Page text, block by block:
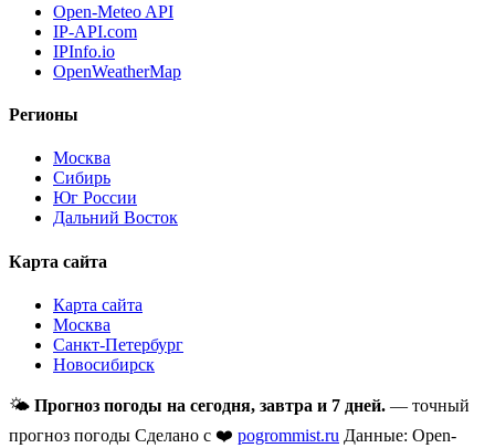
Open-Meteo API
IP-API.com
IPInfo.io
OpenWeatherMap
Регионы
Москва
Сибирь
Юг России
Дальний Восток
Карта сайта
Карта сайта
Москва
Санкт-Петербург
Новосибирск
🌤 Прогноз погоды на сегодня, завтра и 7 дней. — точный
прогноз погоды Сделано с ❤️ pogrommist.ru Данные: Open-